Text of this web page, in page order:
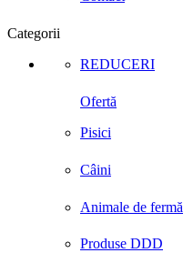
Categorii
REDUCERI
Ofertă
Pisici
Câini
Animale de fermă
Produse DDD